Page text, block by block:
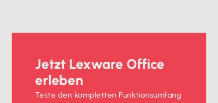
Jetzt Lexware Office
erleben
Teste den kompletten Funktionsumfang